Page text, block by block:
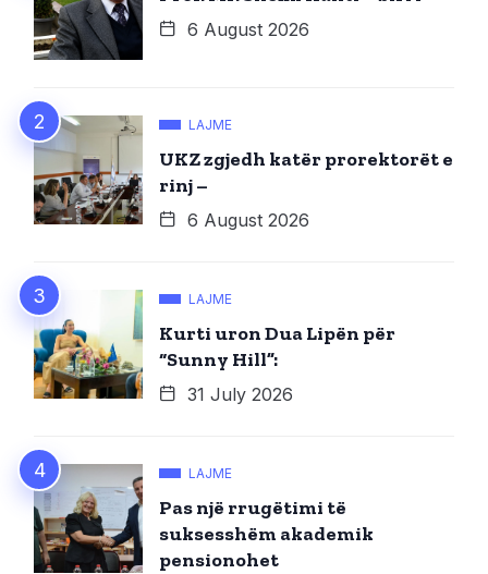
6 August 2026
LAJME
UKZ zgjedh katër prorektorët e
rinj –
6 August 2026
LAJME
Kurti uron Dua Lipën për
“Sunny Hill”:
31 July 2026
LAJME
Pas një rrugëtimi të
suksesshëm akademik
pensionohet